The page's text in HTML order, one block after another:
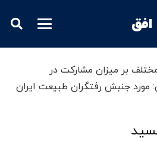
مختلف بر میزان مشارکت در
جنبش رفتگران طبیعت ایران